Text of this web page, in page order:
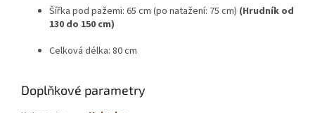
Šířka pod pažemi: 65 cm (po natažení: 75 cm) (Hrudník od
130 do 150 cm)
Celková délka: 80 cm
Doplňkové parametry